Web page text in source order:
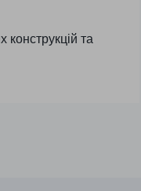
конструкцій та